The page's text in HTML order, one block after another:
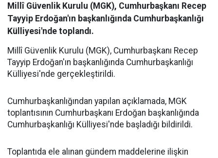
Millî Güvenlik Kurulu (MGK), Cumhurbaşkanı Recep
Tayyip Erdoğan'ın başkanlığında Cumhurbaşkanlığı
Külliyesi'nde toplandı.
Millî Güvenlik Kurulu (MGK), Cumhurbaşkanı Recep
Tayyip Erdoğan'ın başkanlığında Cumhurbaşkanlığı
Külliyesi'nde gerçekleştirildi.
Cumhurbaşkanlığından yapılan açıklamada, MGK
toplantısının Cumhurbaşkanı Erdoğan başkanlığında
Cumhurbaşkanlığı Külliyesi'nde başladığı bildirildi.
Toplantıda ele alınan gündem maddelerine ilişkin